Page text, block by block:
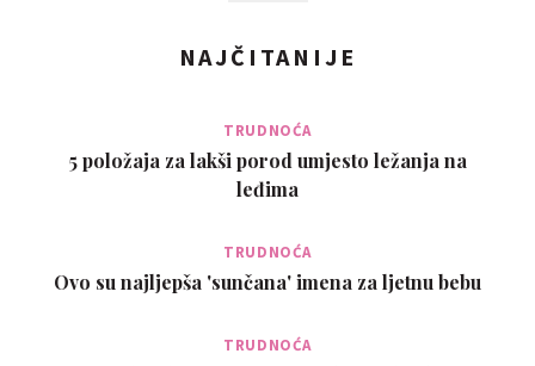
NAJČITANIJE
TRUDNOĆA
5 položaja za lakši porod umjesto ležanja na
leđima
TRUDNOĆA
Ovo su najljepša 'sunčana' imena za ljetnu bebu
TRUDNOĆA